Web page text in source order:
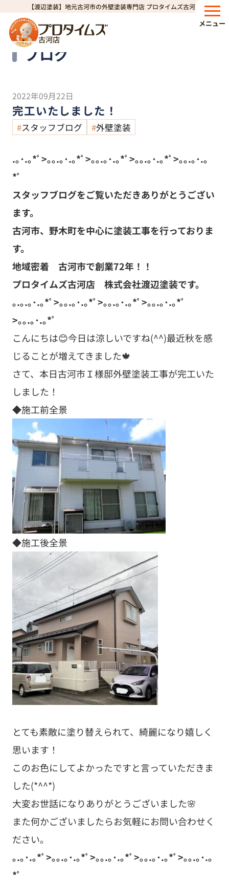
【渡辺塗装】地元古河市の外壁塗装専門店 プロタイムズ古河店
古河店
メニュー
HOME>ブログ>完工いたしました！
ブログ
Blog
2022年09月22日
完工いたしました！
スタッフブログ 外壁塗装
.｡･.｡*ﾟ>｡｡.｡･.｡*ﾟ>｡｡.｡･.｡*ﾟ>｡｡.｡･.｡*ﾟ>｡｡.｡･.｡
*ﾟ
スタッフブログをご覧いただきありがとうござい
ます。
古河市、野木町を中心に塗装工事を行っておりま
す。
地域密着 古河市で創業72年！！
プロタイムズ古河店 株式会社渡辺塗装です。
｡.｡.｡･.｡*ﾟ>｡｡.｡･.｡*ﾟ>｡｡.｡･.｡*ﾟ>｡｡.｡･.｡*ﾟ
>｡｡.｡･.｡*ﾟ
こんにちは😊今日は涼しいですね(^^)最近秋を感
じることが増えてきました🍁
さて、本日古河市Ｉ様邸外壁塗装工事が完工いた
しました！
◆施工前全景
◆施工後全景
とても素敵に塗り替えられて、綺麗になり嬉しく
思います！
このお色にしてよかったですと言っていただきま
した(*^^*)
大変お世話になりありがとうございました🌸
また何かございましたらお気軽にお問い合わせく
ださい。
｡.｡･.｡*ﾟ>｡｡.｡･.｡*ﾟ>｡｡.｡･.｡*ﾟ>｡｡.｡･.｡*ﾟ>｡｡.｡･.｡
*ﾟ